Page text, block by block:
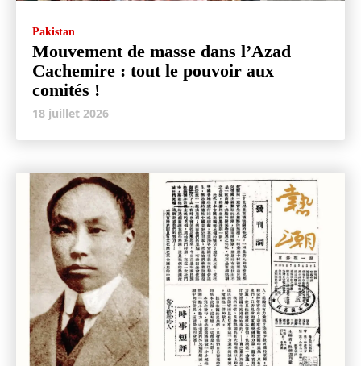
Pakistan
Mouvement de masse dans l’Azad
Cachemire : tout le pouvoir aux
comités !
18 juillet 2026